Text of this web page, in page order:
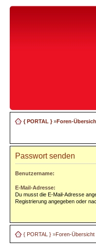
{ PORTAL }»Foren-
Passwort senden
Benutzername:
E-Mail-Adresse:
Du musst die E-Mail-Adresse
Registrierung angegeben oder
{ PORTAL } »Foren-Übersicht